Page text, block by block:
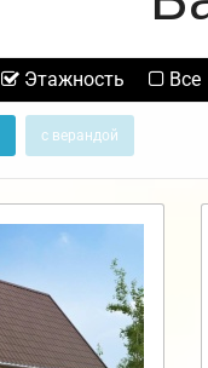
Этажность Все
с верандой